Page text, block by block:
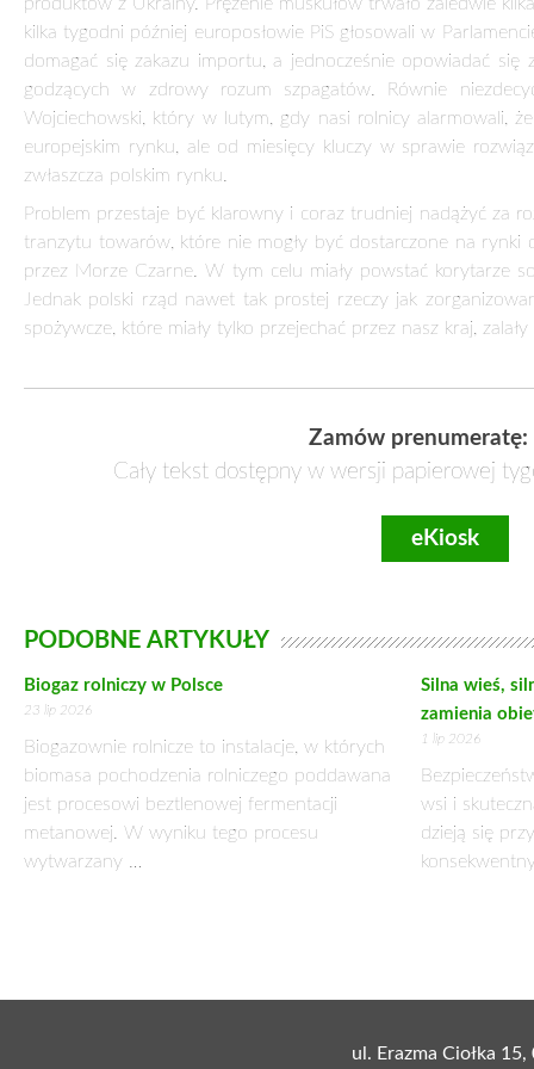
kilka tygodni później europosłowie PiS głosowali w
domagać się zakazu importu, a jednocześnie opowiadać
godzących w zdrowy rozum szpagatów. Równie
Wojciechowski, który w lutym, gdy nasi rolnicy alarmowali,
europejskim rynku, ale od miesięcy kluczy w sprawie
zwłaszcza polskim rynku.
Problem przestaje być klarowny i coraz trudniej nadążyć za
tranzytu towarów, które nie mogły być dostarczone na
przez Morze Czarne. W tym celu miały powstać korytarze
Jednak polski rząd nawet tak prostej rzeczy jak
spożywcze, które miały tylko przejechać przez nasz kraj,
Zamów prenumeratę:
Cały tekst dostępny w wersji papierowej
eKiosk
PODOBNE ARTYKUŁY
Biogaz rolniczy w Polsce
23 lip 2026
Biogazownie rolnicze to instalacje, w których
biomasa pochodzenia rolniczego poddawana
jest procesowi beztlenowej fermentacji
metanowej. W wyniku tego procesu
wytwarzany …
Silna wieś,
zamienia
1 lip 2026
wsi i
dzieją się
ul. Erazma Ciołka